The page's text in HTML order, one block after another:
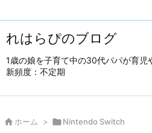
れはらぴのブログ
1歳の娘を子育て中の30代パパが育児
新頻度：不定期
 ホーム > Nintendo Switch